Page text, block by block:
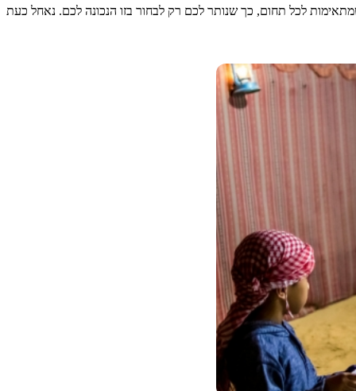
לעובדים, כך שכל מעסיק יכול לבחור באפשרות המתאימה ביותר לו ולעובדים שלו. מדריך זה ריכז את 4 האופציות שמתאימות לכל תחום, כך שנותר לכם רק לבחור בזו הנכונה לכם. נאחל כעת